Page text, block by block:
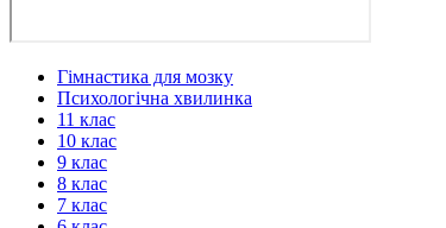
Гімнастика для мозку
Психологічна хвилинка
11 клас
10 клас
9 клас
8 клас
7 клас